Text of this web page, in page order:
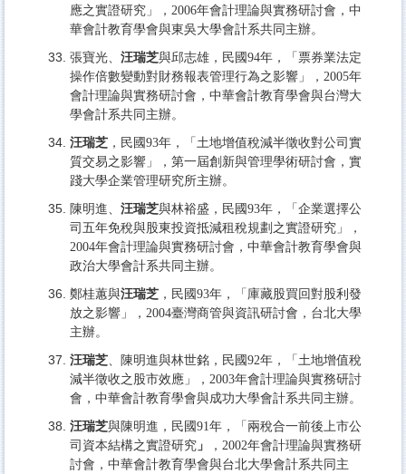
應之實證研究」，2006年會計理論與實務研討會，中
華會計教育學會與東吳大學會計系共同主辦。
張寶光、 汪瑞芝與邱志雄，民國94年，「票券業法定
操作倍數變動對財務報表管理行為之影響」，2005年
會計理論與實務研討會，中華會計教育學會與台灣大
學會計系共同主辦。
汪瑞芝 ，民國93年，「土地增值稅減半徵收對公司實
質交易之影響」，第一屆創新與管理學術研討會，實
踐大學企業管理研究所主辦。
陳明進、 汪瑞芝與林裕盛，民國93年，「企業選擇公
司五年免稅與股東投資抵減租稅規劃之實證研究」，
2004年會計理論與實務研討會，中華會計教育學會與
政治大學會計系共同主辦。
鄭桂蕙與汪瑞芝 ，民國93年，「庫藏股買回對股利發
放之影響」，2004臺灣商管與資訊研討會，台北大學
主辦。
汪瑞芝、陳明進與林世銘，民國92年，「土地增值稅
減半徵收之股市效應」，2003年會計理論與實務研討
會，中華會計教育學會與成功大學會計系共同主辦。
汪瑞芝與陳明進，民國91年，「兩稅合一前後上市公
司資本結構之實證研究 」
，2002年會計理論與實務研
討會，中華會計教育學會與台北大學會計系共同主